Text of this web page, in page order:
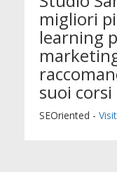
migliori
learning
suoi
SEOriented -